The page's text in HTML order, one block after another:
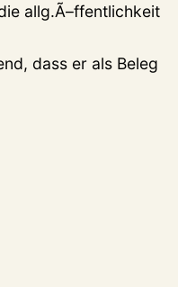
allg.Ã–ffentlichkeit
dass er als Beleg